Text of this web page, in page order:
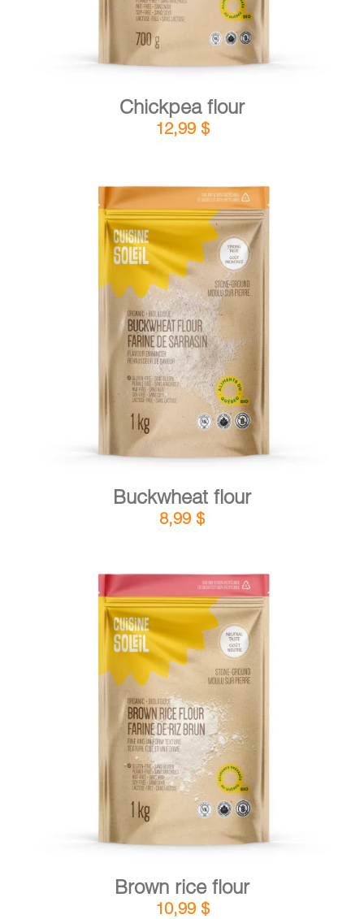
Chickpea flour
12,99 $
ADD TO CART / DETAILS
Buckwheat flour
8,99 $
ADD TO CART / DETAILS
Brown rice flour
10,99 $